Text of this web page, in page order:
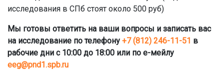
исследования в СПб стоят около 500 руб)
Мы готовы ответить на ваши вопросы и записать вас
на исследование по телефону +7 (812) 246-11-51 в
рабочие дни с 10:00 до 18:00 или по е-мейлу
eeg@pnd1.spb.ru